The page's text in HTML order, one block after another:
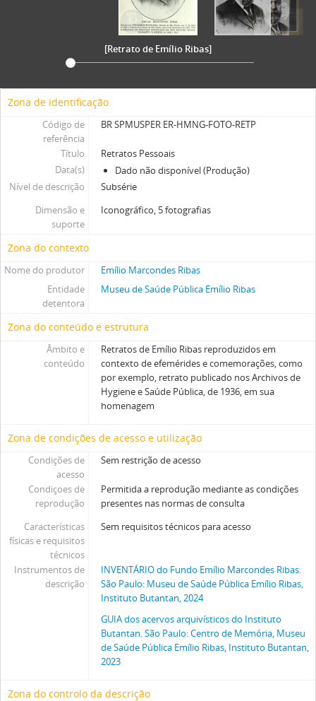
[Retrato de Emílio Ribas]
Zona de identificação
Código de
referência
BR SPMUSPER ER-HMNG-FOTO-RETP
Título
Retratos Pessoais
Data(s)
Dado não disponível (Produção)
Nível de descrição
Subsérie
Dimensão e
suporte
Iconográfico, 5 fotografias
Zona do contexto
Nome do produtor
Emílio Marcondes Ribas
Entidade
detentora
Museu de Saúde Pública Emílio Ribas
Zona do conteúdo e estrutura
Âmbito e
conteúdo
Retratos de Emílio Ribas reproduzidos em
contexto de efemérides e comemorações, como
por exemplo, retrato publicado nos Archivos de
Hygiene e Saúde Pública, de 1936, em sua
homenagem
Zona de condições de acesso e utilização
Condições de
acesso
Sem restrição de acesso
Condiçoes de
reprodução
Permitida a reprodução mediante as condições
presentes nas normas de consulta
Características
físicas e requisitos
técnicos
Sem requisitos técnicos para acesso
Instrumentos de
descrição
INVENTÁRIO do Fundo Emílio Marcondes Ribas.
São Paulo: Museu de Saúde Pública Emílio Ribas,
Instituto Butantan, 2024
GUIA dos acervos arquivísticos do Instituto
Butantan. São Paulo: Centro de Memória, Museu
de Saúde Pública Emílio Ribas, Instituto Butantan,
2023
Zona do controlo da descrição